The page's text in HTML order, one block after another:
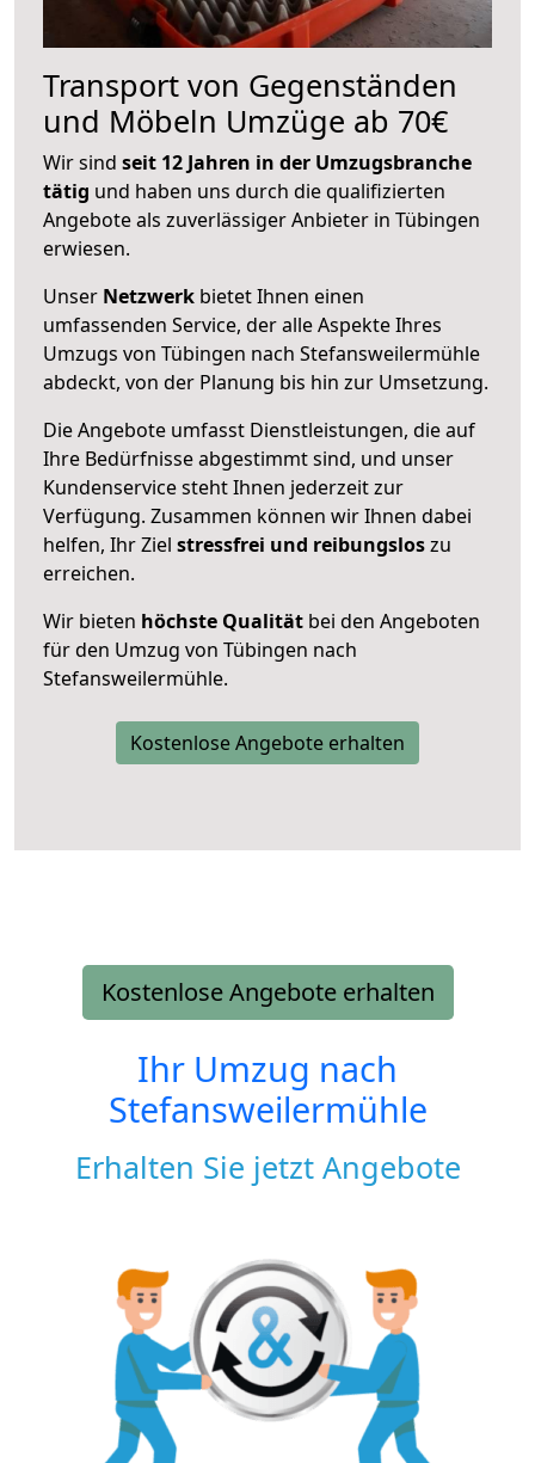
Transport von Gegenständen
und Möbeln Umzüge ab 70€
Wir sind seit 12 Jahren in der Umzugsbranche
tätig und haben uns durch die qualifizierten
Angebote als zuverlässiger Anbieter in Tübingen
erwiesen.
Unser Netzwerk bietet Ihnen einen
umfassenden Service, der alle Aspekte Ihres
Umzugs von Tübingen nach Stefansweilermühle
abdeckt, von der Planung bis hin zur Umsetzung.
Die Angebote umfasst Dienstleistungen, die auf
Ihre Bedürfnisse abgestimmt sind, und unser
Kundenservice steht Ihnen jederzeit zur
Verfügung. Zusammen können wir Ihnen dabei
helfen, Ihr Ziel stressfrei und reibungsloszu
erreichen.
Wir bieten höchste Qualität bei den Angeboten
für den Umzug von Tübingen nach
Stefansweilermühle.
Kostenlose Angebote erhalten
Kostenlose Angebote erhalten
Ihr Umzug nach
Stefansweilermühle
Erhalten Sie jetzt Angebote